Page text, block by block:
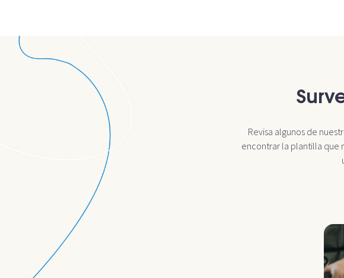
Revisa algunos de
encontrar la plantilla que